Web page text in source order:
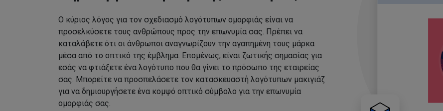
Ο κύριος λόγος για τον σχεδιασμό λογότυπων ομορφιάς είναι να
προσελκύσετε τους ανθρώπους προς την επωνυμία σας. Πρέπει να
καταλάβετε ότι οι άνθρωποι αναγνωρίζουν την αγαπημένη τους μάρκα
μέσα από το οπτικό της έμβλημα. Επομένως, είναι ζωτικής σημασίας για
εσάς να φτιάξετε ένα λογότυπο που θα γίνει το πρόσωπο της εταιρείας
σας. Μπορείτε να προσπελάσετε τον κατασκευαστή λογότυπων μακιγιάζ
για να δημιουργήσετε ένα κομψό οπτικό σύμβολο για την επωνυμία
ομορφιάς σας.